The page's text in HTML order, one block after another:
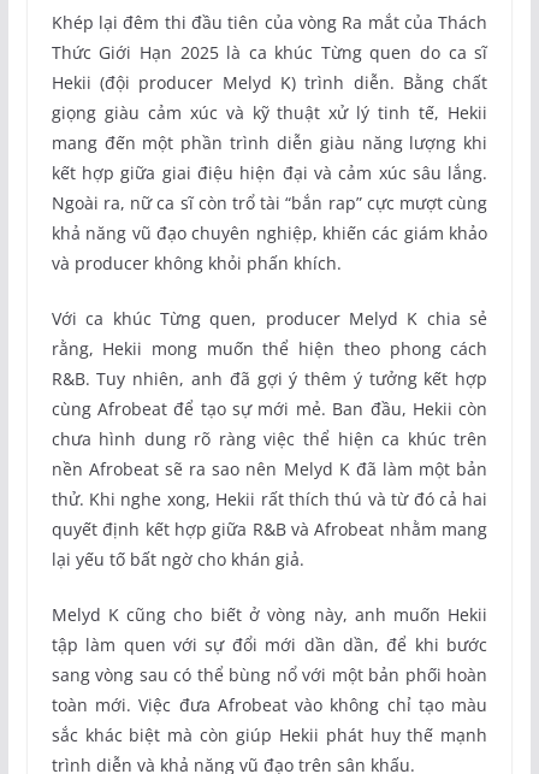
Khép lại đêm thi đầu tiên của vòng Ra mắt của Thách
Thức Giới Hạn 2025 là ca khúc Từng quen do ca sĩ
Hekii (đội producer Melyd K) trình diễn. Bằng chất
giọng giàu cảm xúc và kỹ thuật xử lý tinh tế, Hekii
mang đến một phần trình diễn giàu năng lượng khi
kết hợp giữa giai điệu hiện đại và cảm xúc sâu lắng.
Ngoài ra, nữ ca sĩ còn trổ tài “bắn rap” cực mượt cùng
khả năng vũ đạo chuyên nghiệp, khiến các giám khảo
và producer không khỏi phấn khích.
Với ca khúc Từng quen, producer Melyd K chia sẻ
rằng, Hekii mong muốn thể hiện theo phong cách
R&B. Tuy nhiên, anh đã gợi ý thêm ý tưởng kết hợp
cùng Afrobeat để tạo sự mới mẻ. Ban đầu, Hekii còn
chưa hình dung rõ ràng việc thể hiện ca khúc trên
nền Afrobeat sẽ ra sao nên Melyd K đã làm một bản
thử. Khi nghe xong, Hekii rất thích thú và từ đó cả hai
quyết định kết hợp giữa R&B và Afrobeat nhằm mang
lại yếu tố bất ngờ cho khán giả.
Melyd K cũng cho biết ở vòng này, anh muốn Hekii
tập làm quen với sự đổi mới dần dần, để khi bước
sang vòng sau có thể bùng nổ với một bản phối hoàn
toàn mới. Việc đưa Afrobeat vào không chỉ tạo màu
sắc khác biệt mà còn giúp Hekii phát huy thế mạnh
trình diễn và khả năng vũ đạo trên sân khấu.